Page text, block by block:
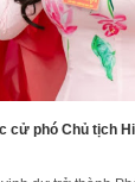
cử phó Chủ tịch